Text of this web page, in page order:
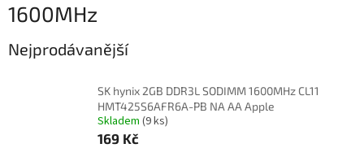
1600MHz
Nejprodávanější
SK hynix 2GB DDR3L SODIMM 1600MHz CL11
HMT425S6AFR6A-PB NA AA Apple
Skladem (9 ks)
169 Kč